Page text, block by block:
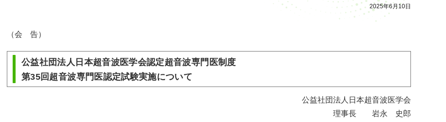
2025年6月10日
（会 告）
公益社団法人日本超音波医学会認定超音波専門医制度
第35回超音波専門医認定試験実施について
公益社団法人日本超音波医学会
理事長 岩永 史郎